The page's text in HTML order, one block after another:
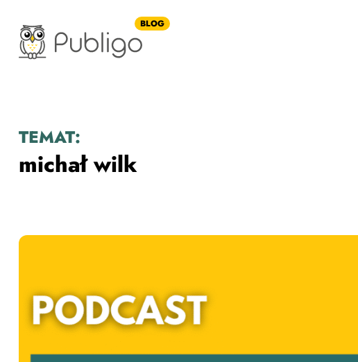
BLOG
TEMAT:
michał wilk